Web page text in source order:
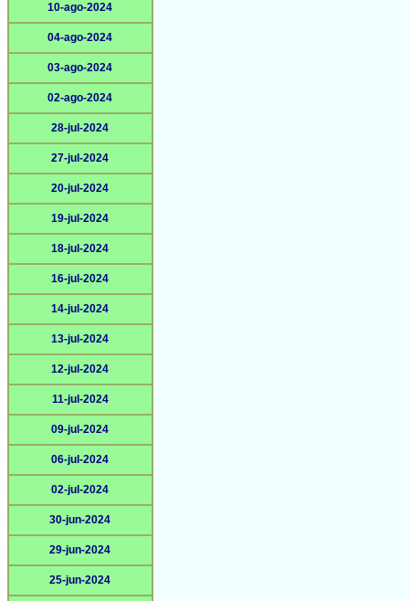
10-ago-2024
04-ago-2024
03-ago-2024
02-ago-2024
28-jul-2024
27-jul-2024
20-jul-2024
19-jul-2024
18-jul-2024
16-jul-2024
14-jul-2024
13-jul-2024
12-jul-2024
11-jul-2024
09-jul-2024
06-jul-2024
02-jul-2024
30-jun-2024
29-jun-2024
25-jun-2024